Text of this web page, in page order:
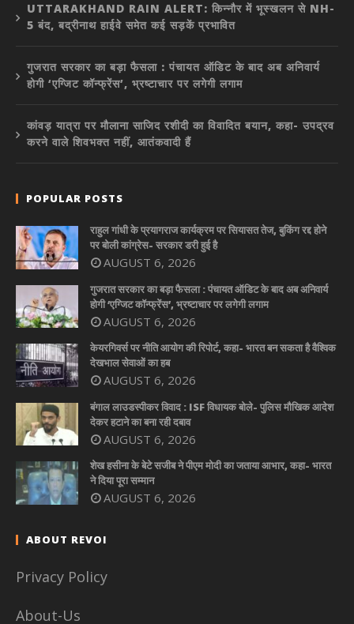
UTTARAKHAND RAIN ALERT: किन्नौर में भूस्खलन से NH-
5 बंद, बद्रीनाथ हाईवे समेत कई सड़कें प्रभावित
गुजरात सरकार का बड़ा फैसला : पंचायत ऑडिट के बाद अब अनिवार्य
होगी ‘एग्जिट कॉन्फ्रेंस’, भ्रष्टाचार पर लगेगी लगाम
कांवड़ यात्रा पर मौलाना साजिद रशीदी का विवादित बयान, कहा- उपद्रव
करने वाले शिवभक्त नहीं, आतंकवादी हैं
POPULAR POSTS
राहुल गांधी के प्रयागराज कार्यक्रम पर सियासत तेज, बुकिंग रद्द होने
पर बोली कांग्रेस- सरकार डरी हुई है
AUGUST 6, 2026
गुजरात सरकार का बड़ा फैसला : पंचायत ऑडिट के बाद अब अनिवार्य
होगी ‘एग्जिट कॉन्फ्रेंस’, भ्रष्टाचार पर लगेगी लगाम
AUGUST 6, 2026
केयरगिवर्स पर नीति आयोग की रिपोर्ट, कहा- भारत बन सकता है वैश्विक
देखभाल सेवाओं का हब
AUGUST 6, 2026
बंगाल लाउडस्पीकर विवाद : ISF विधायक बोले- पुलिस मौखिक आदेश
देकर हटाने का बना रही दबाव
AUGUST 6, 2026
शेख हसीना के बेटे सजीब ने पीएम मोदी का जताया आभार, कहा- भारत
ने दिया पूरा सम्मान
AUGUST 6, 2026
ABOUT REVOI
Privacy Policy
About-Us